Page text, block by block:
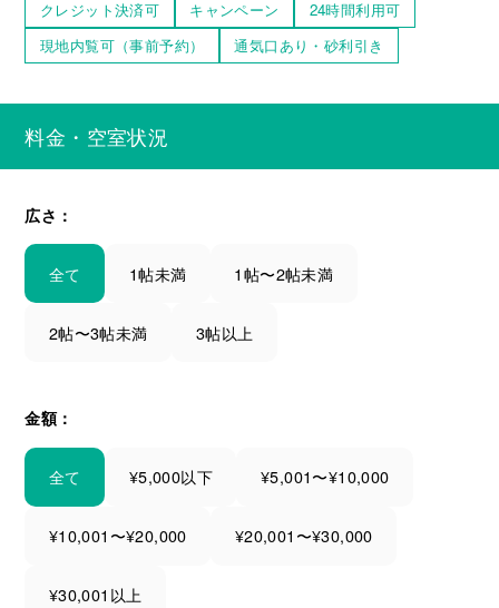
クレジット決済可 キャンペーン
24時間利用可
現地内覧可（事前予約）
通気口あり・砂利引き
料金・空室状況
広さ：
全て 1帖未満 1帖〜2帖未満
2帖〜3帖未満 3帖以上
金額：
全て ¥5,000以下 ¥5,001〜¥10,000
¥10,001〜¥20,000 ¥20,001〜¥30,000
¥30,001以上